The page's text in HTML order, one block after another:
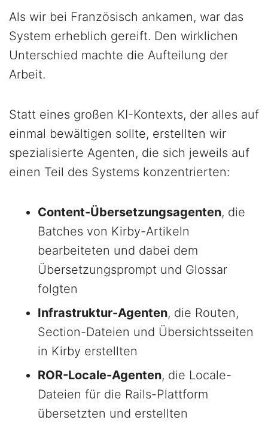
Als wir bei Französisch ankamen, war das
System erheblich gereift. Den wirklichen
Unterschied machte die Aufteilung der
Arbeit.
Statt eines großen KI-Kontexts, der alles auf
einmal bewältigen sollte, erstellten wir
spezialisierte Agenten, die sich jeweils auf
einen Teil des Systems konzentrierten:
Content-Übersetzungsagenten, die
Batches von Kirby-Artikeln
bearbeiteten und dabei dem
Übersetzungsprompt und Glossar
folgten
Infrastruktur-Agenten, die Routen,
Section-Dateien und Übersichtsseiten
in Kirby erstellten
ROR-Locale-Agenten, die Locale-
Dateien für die Rails-Plattform
übersetzten und erstellten